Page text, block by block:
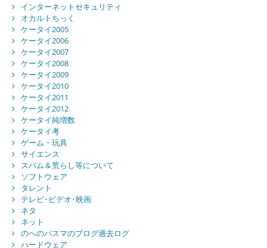
インターネットセキュリティ
オカルトちっく
ケータイ2005
ケータイ2006
ケータイ2007
ケータイ2008
ケータイ2009
ケータイ2010
ケータイ2011
ケータイ2012
ケータイ純増数
ケータイ考
ゲーム・玩具
サイエンス
スパム＆荒らし等について
ソフトウェア
タレント
テレビ･ビデオ･映画
ネタ
ネット
のへのバスマのブログ過去ログ
ハードウェア